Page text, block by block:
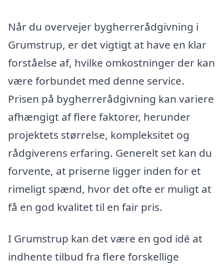
Når du overvejer bygherrerådgivning i
Grumstrup, er det vigtigt at have en klar
forståelse af, hvilke omkostninger der kan
være forbundet med denne service.
Prisen på bygherrerådgivning kan variere
afhængigt af flere faktorer, herunder
projektets størrelse, kompleksitet og
rådgiverens erfaring. Generelt set kan du
forvente, at priserne ligger inden for et
rimeligt spænd, hvor det ofte er muligt at
få en god kvalitet til en fair pris.
I Grumstrup kan det være en god idé at
indhente tilbud fra flere forskellige